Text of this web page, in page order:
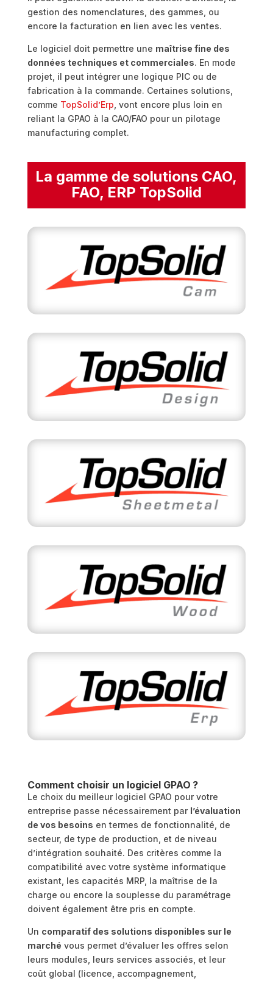
gestion des nomenclatures, des gammes, ou
encore la facturation en lien avec les ventes.
Le logiciel doit permettre une maîtrise fine des
données techniques et commerciales. En mode
projet, il peut intégrer une logique PIC ou de
fabrication à la commande. Certaines solutions,
comme TopSolid’Erp , vont encore plus loin en
reliant la GPAO à la CAO/FAO pour un pilotage
manufacturing complet.
La gamme de solutions CAO,
FAO, ERP TopSolid
Comment choisir un logiciel GPAO ?
Le choix du meilleur logiciel GPAO pour votre
entreprise passe nécessairement par l’évaluation
de vos besoins en termes de fonctionnalité, de
secteur, de type de production, et de niveau
d’intégration souhaité. Des critères comme la
compatibilité avec votre système informatique
existant, les capacités MRP, la maîtrise de la
charge ou encore la souplesse du paramétrage
doivent également être pris en compte.
Un comparatif des solutions disponibles sur le
marché vous permet d’évaluer les offres selon
leurs modules, leurs services associés, et leur
coût global (licence, accompagnement,